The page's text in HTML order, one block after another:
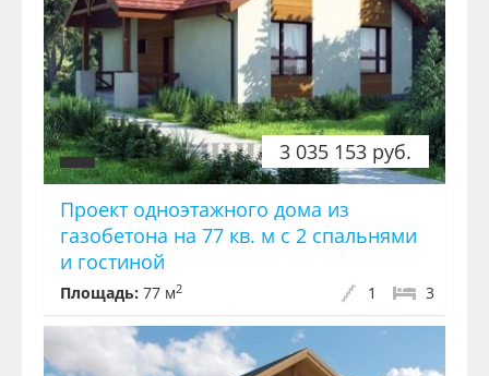
3 035 153 руб.
Проект одноэтажного дома из
газобетона на 77 кв. м с 2 спальнями
и гостиной
Площадь: 77 м2 3
1